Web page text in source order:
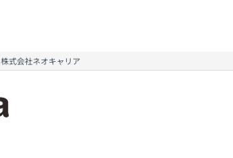
株式会社ネオキャリア